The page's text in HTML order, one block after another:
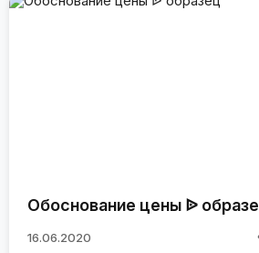
Обоснование цены ᐉ
16.06.2020